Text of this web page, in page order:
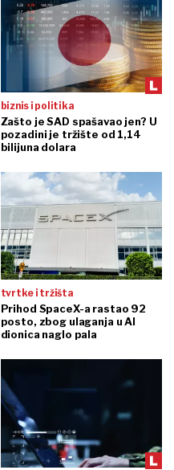
biznis i politika
Zašto je SAD spašavao jen? U
pozadini je tržište od 1,14
bilijuna dolara
tvrtke i tržišta
Prihod SpaceX-a rastao 92
posto, zbog ulaganja u AI
dionica naglo pala